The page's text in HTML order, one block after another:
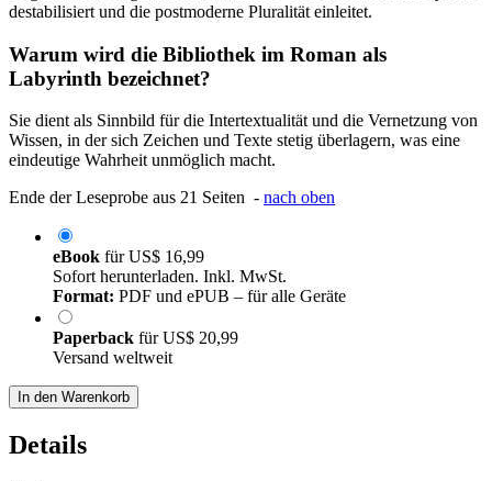
destabilisiert und die postmoderne Pluralität einleitet.
Warum wird die Bibliothek im Roman als
Labyrinth bezeichnet?
Sie dient als Sinnbild für die Intertextualität und die Vernetzung von
Wissen, in der sich Zeichen und Texte stetig überlagern, was eine
eindeutige Wahrheit unmöglich macht.
Ende der Leseprobe aus 21 Seiten - nach oben
eBook fürUS$ 16,99
Sofort herunterladen. Inkl. MwSt.
Format: PDF und ePUB – für alle Geräte
Paperback fürUS$ 20,99
Versand weltweit
In den Warenkorb
Details